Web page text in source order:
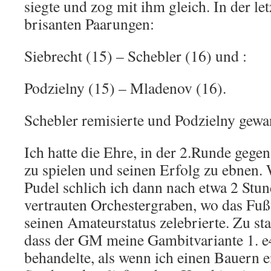
siegte und zog mit ihm gleich. In der
brisanten Paarungen:
Siebrecht (15) – Schebler (16) und :
Podzielny (15) – Mladenov (16).
Schebler remisierte und Podzielny
Ich hatte die Ehre, in der 2.Runde
zu spielen und seinen Erfolg zu ebnen.
Pudel schlich ich dann nach etwa 2
vertrauten Orchestergraben, wo das
seinen Amateurstatus zelebrierte. Zu
dass der GM meine Gambitvariante 1.
behandelte, als wenn ich einen Bauern